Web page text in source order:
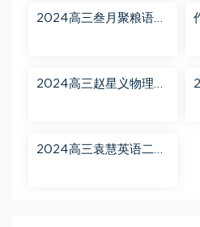
2024高三叁月聚粮语文
2024高三赵星义物理二
2024高三袁慧英语二轮